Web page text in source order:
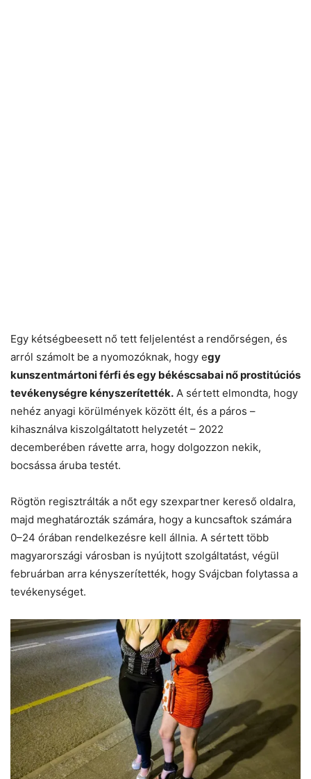
Egy kétségbeesett nő tett feljelentést a rendőrségen, és
arról számolt be a nyomozóknak, hogy egy
kunszentmártoni férfi és egy békéscsabai nő prostitúciós
tevékenységre kényszerítették. A sértett elmondta, hogy
nehéz anyagi körülmények között élt, és a páros –
kihasználva kiszolgáltatott helyzetét – 2022
decemberében rávette arra, hogy dolgozzon nekik,
bocsássa áruba testét.
Rögtön regisztrálták a nőt egy szexpartner kereső oldalra,
majd meghatározták számára, hogy a kuncsaftok számára
0–24 órában rendelkezésre kell állnia. A sértett több
magyarországi városban is nyújtott szolgáltatást, végül
februárban arra kényszerítették, hogy Svájcban folytassa a
tevékenységet.